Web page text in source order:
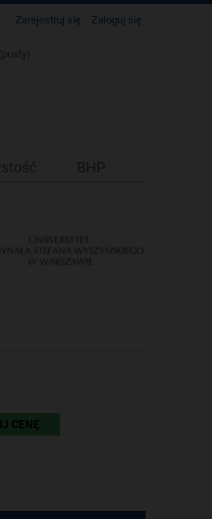
Zarejestruj się Zaloguj się
(pusty)
BHP
CENĘ